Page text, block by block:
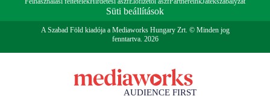
Süti beállítások
A Szabad Föld kiadója a Mediaworks Hungary Zrt. © Minden jog
fenntartva. 2026